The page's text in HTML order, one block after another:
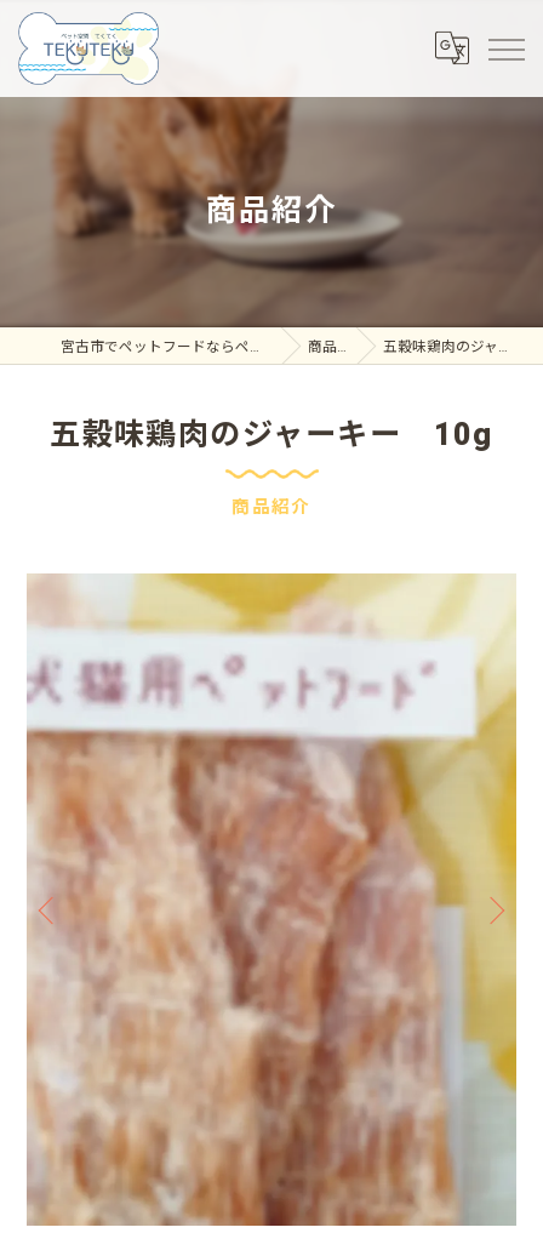
商品紹介
宮古市でペットフードならペット空間 てくてく 商品紹介 五穀味鶏肉のジャーキー 10g
商品紹介
五穀味鶏肉のジャーキー 10g